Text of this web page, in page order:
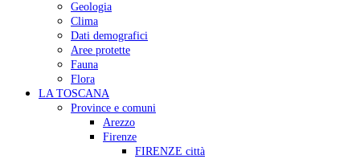
Geologia
Clima
Dati demografici
Aree protette
Fauna
Flora
LA TOSCANA
Province e comuni
Arezzo
Firenze
FIRENZE città